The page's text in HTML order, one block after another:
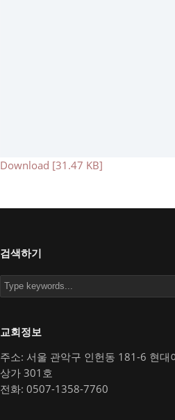
Download [31.47 KB]
검색하기
교회정보
주소: 서울 관악구 인헌동 181-6 현대
상가 301호
전화: 0507-1358-7760